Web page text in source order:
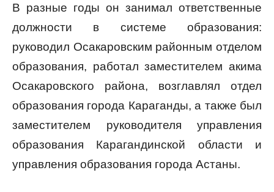
В разные годы он занимал ответственные
должности в системе образования:
руководил Осакаровским районным отделом
образования, работал заместителем акима
Осакаровского района, возглавлял отдел
образования города Караганды, а также был
заместителем руководителя управления
образования Карагандинской области и
управления образования города Астаны.